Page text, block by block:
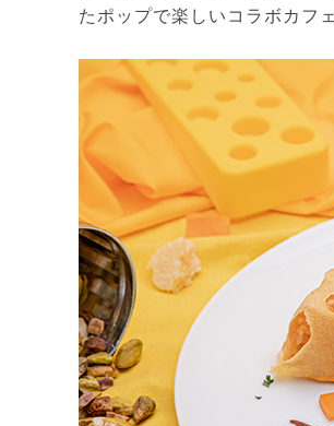
たポップで楽しいコラボカフ